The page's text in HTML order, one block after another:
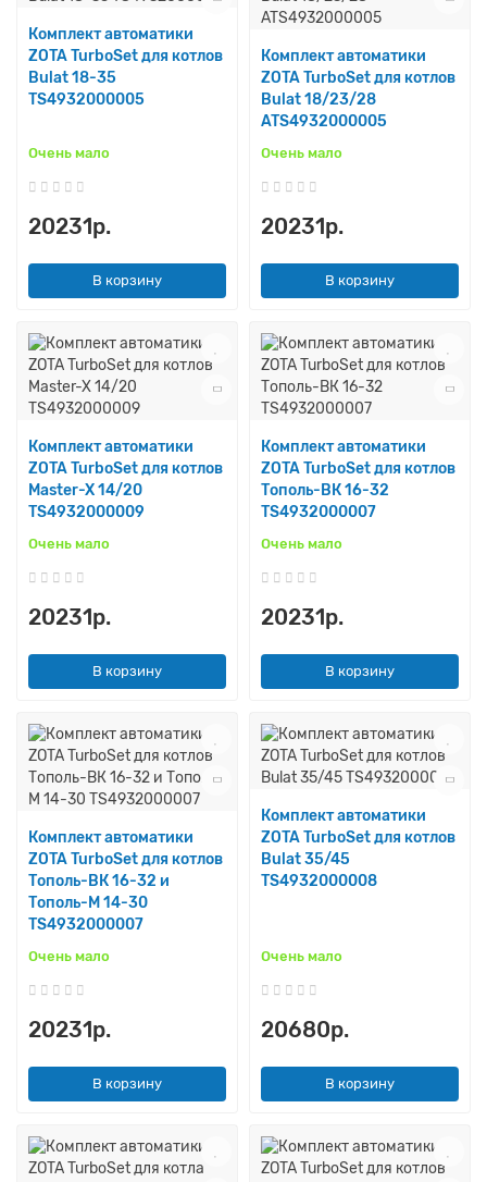
Комплект автоматики
ZOTA TurboSet для котлов
Bulat 18-35
TS4932000005
Очень мало
20231р.
В корзину
Комплект автоматики
ZOTA TurboSet для котлов
Bulat 18/23/28
ATS4932000005
Очень мало
20231р.
В корзину
Комплект автоматики
ZOTA TurboSet для котлов
Master-X 14/20
TS4932000009
Очень мало
20231р.
В корзину
Комплект автоматики
ZOTA TurboSet для котлов
Тополь-ВК 16-32
TS4932000007
Очень мало
20231р.
В корзину
Комплект автоматики
ZOTA TurboSet для котлов
Тополь-ВК 16-32 и
Тополь-М 14-30
TS4932000007
Очень мало
20231р.
В корзину
Комплект автоматики
ZOTA TurboSet для котлов
Bulat 35/45
TS4932000008
Очень мало
20680р.
В корзину